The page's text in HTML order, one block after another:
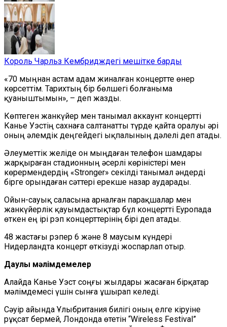
Король Чарльз Кембридждегі мешітке барды
«70 мыңнан астам адам жиналған концертте өнер
көрсеттім. Тарихтың бір бөлшегі болғаныма
қуаныштымын», – деп жазды.
Көптеген жанкүйер мен танымал аккаунт концертті
Канье Уэстің сахнаға салтанатты түрде қайта оралуы әрі
оның әлемдік деңгейдегі ықпалының дәлелі деп атады.
Әлеуметтік желіде он мыңдаған телефон шамдары
жарқыраған стадионның әсерлі көріністері мен
көрермендердің «Stronger» секілді танымал әндерді
бірге орындаған сәттері ерекше назар аударады.
Ойын-сауық саласына арналған парақшалар мен
жанкүйерлік қауымдастықтар бұл концертті Еуропада
өткен ең ірі рэп концерттерінің бірі деп атады.
48 жастағы рэпер 6 және 8 маусым күндері
Нидерландта концерт өткізуді жоспарлап отыр.
Даулы мәлімдемелер
Алайда Канье Уэст соңғы жылдары жасаған бірқатар
мәлімдемесі үшін сынға ұшырап келеді.
Сәуір айында Ұлыбритания билігі оның елге кіруіне
рұқсат бермей, Лондонда өтетін “Wireless Festival”